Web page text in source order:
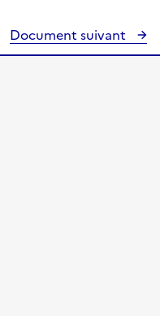
Document suivant